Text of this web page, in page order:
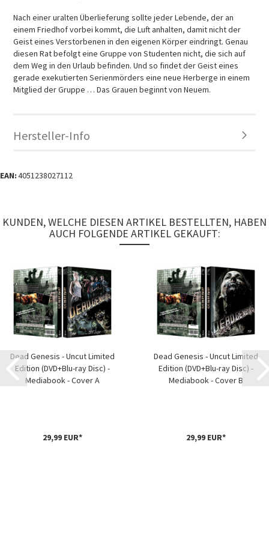
Nach einer uralten Überlieferung sollte jeder Lebende, der an
einem Friedhof vorbei kommt, die Luft anhalten, damit nicht der
Geist eines Verstorbenen in den eigenen Körper eindringt. Genau
diesen Rat befolgt eine Gruppe von Studenten nicht, die sich auf
dem Weg in den Urlaub befinden. Und so findet der Geist eines
gerade exekutierten Serienmörders eine neue Herberge in einem
Mitglied der Gruppe … Das Grauen beginnt von Neuem.
Hersteller-Info
EAN:4051238027112
KUNDEN, WELCHE DIESEN ARTIKEL BESTELLTEN, HABEN
AUCH FOLGENDE ARTIKEL GEKAUFT:
Dead Genesis - Uncut Limited
Edition (DVD+Blu-ray Disc) -
Mediabook - Cover A
29,99 EUR*
Dead Genesis - Uncut Limited
Edition (DVD+Blu-ray Disc) -
Mediabook - Cover B
29,99 EUR*